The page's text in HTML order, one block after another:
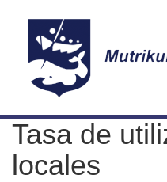
a
Tasa de
locales